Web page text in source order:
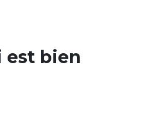
est bien